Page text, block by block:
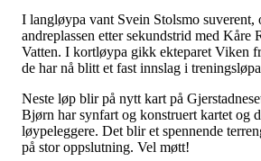
I langløypa vant Svein Stolsmo suverent,
andreplassen etter sekundstrid med Kåre
Vatten. I kortløypa gikk ekteparet Viken
de har nå blitt et fast innslag i
Neste løp blir på nytt kart på
Bjørn har synfart og konstruert kartet og
løypeleggere. Det blir et spennende
på stor oppslutning. Vel møtt!